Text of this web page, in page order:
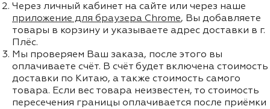
Через личный кабинет на сайте или через наше
приложение для браузера Chrome, Вы добавляете
товары в корзину и указываете адрес доставки в г.
Плёс.
Мы проверяем Ваш заказа, после этого вы
оплачиваете счёт. В счёт будет включена стоимость
доставки по Китаю, а также стоимость самого
товара. Если вес товара неизвестен, то стоимость
пересечения границы оплачивается после приёмки